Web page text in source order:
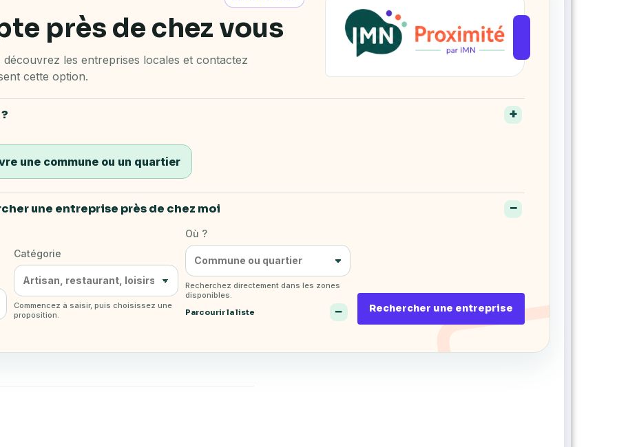
près de chez vous
les entreprises locales et contactez
cette option.
une commune ou un quartier
une entreprise près de chez moi
Catégorie
Commencez à saisir, puis choisissez une
proposition.
Où ?
Recherchez directement dans les zones
disponibles.
Parcourir la liste
Rechercher une entreprise